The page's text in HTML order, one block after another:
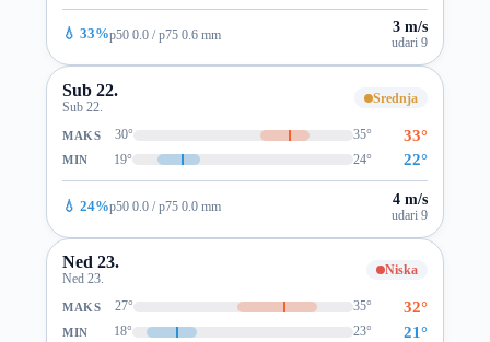
💧 33%p50 0.0 / p75 0.6 mm 3 m/s
udari 9
Sub 22.
Sub 22.
Srednja
MAKS 30° 35° 33°
MIN 19° 24° 22°
💧 24%p50 0.0 / p75 0.0 mm 4 m/s
udari 9
Ned 23.
Ned 23.
Niska
MAKS 27° 35° 32°
MIN 18° 23° 21°